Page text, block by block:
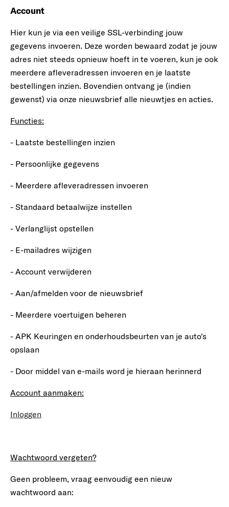
Account
Hier kun je via een veilige SSL-verbinding jouw
gegevens invoeren. Deze worden bewaard zodat je jouw
adres niet steeds opnieuw hoeft in te voeren, kun je ook
meerdere afleveradressen invoeren en je laatste
bestellingen inzien. Bovendien ontvang je (indien
gewenst) via onze nieuwsbrief alle nieuwtjes en acties.
Functies:
- Laatste bestellingen inzien
- Persoonlijke gegevens
- Meerdere afleveradressen invoeren
- Standaard betaalwijze instellen
- Verlanglijst opstellen
- E-mailadres wijzigen
- Account verwijderen
- Aan/afmelden voor de nieuwsbrief
- Meerdere voertuigen beheren
- APK Keuringen en onderhoudsbeurten van je auto's
opslaan
- Door middel van e-mails word je hieraan herinnerd
Account aanmaken:
Inloggen
Wachtwoord vergeten?
Geen probleem, vraag eenvoudig een nieuw
wachtwoord aan: